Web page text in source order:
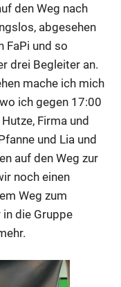
den Weg nach
abgesehen
FaPi und so
drei Begleiter an.
mache ich mich
ich gegen 17:00
Firma und
und Lia und
auf den Weg zur
noch einen
Weg zum
die Gruppe